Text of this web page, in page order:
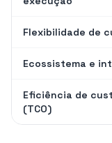
Flexibilidade de
Ecossistema e
Eficiência de
(TCO)